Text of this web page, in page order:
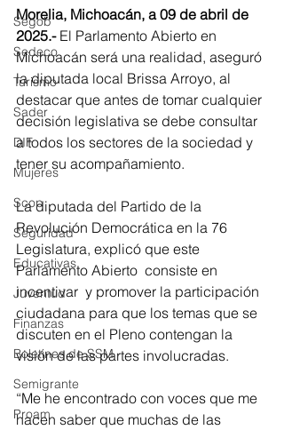
Segob
Sedeco
Turismo
Sader
DIF
Mujeres
Scop
Seguridad
Educativas
Juventud
Finanzas
Boletines de SSM
Semigrante
Proam
Morelia, Michoacán, a 09 de abril de
2025.- El Parlamento Abierto en
Michoacán será una realidad, aseguró
la diputada local Brissa Arroyo, al
destacar que antes de tomar cualquier
decisión legislativa se debe consultar
a todos los sectores de la sociedad y
tener su acompañamiento.
La diputada del Partido de la
Revolución Democrática en la 76
Legislatura, explicó que este
Parlamento Abierto  consiste en
incentivar  y promover la participación
ciudadana para que los temas que se
discuten en el Pleno contengan la
visión de las partes involucradas.
“Me he encontrado con voces que me
hacen saber que muchas de las